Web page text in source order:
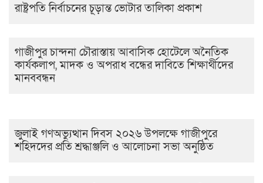
রাষ্ট্রপতি নির্বাচনের চূড়ান্ত ভোটার তালিকা প্রকাশ
গাজীপুর চান্দনা চৌরাস্তায় আবাসিক হোটেলে অনৈতিক
কার্যকলাপ, মাদক ও অপরাধ বন্ধের দাবিতে শিক্ষার্থীদের
মানববন্ধন
জুলাই গণঅভ্যুত্থান দিবস ২০২৬ উপলক্ষে গাজীপুরে
শহিদদের প্রতি শ্রদ্ধাঞ্জলি ও আলোচনা সভা অনুষ্ঠিত